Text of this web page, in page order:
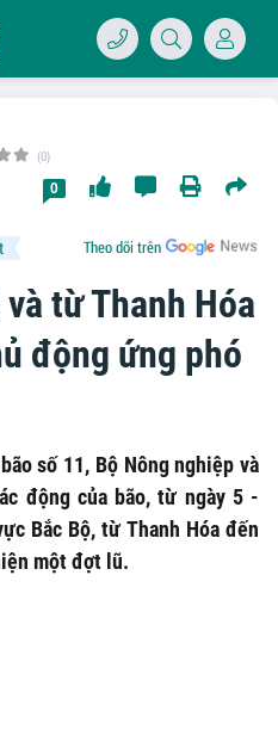
từ Thanh Hóa
động ứng phó
số 11, Bộ Nông nghiệp và
động của bão, từ ngày 5 -
Bắc Bộ, từ Thanh Hóa đến
một đợt lũ.
(0)
0
Theo dõi trên